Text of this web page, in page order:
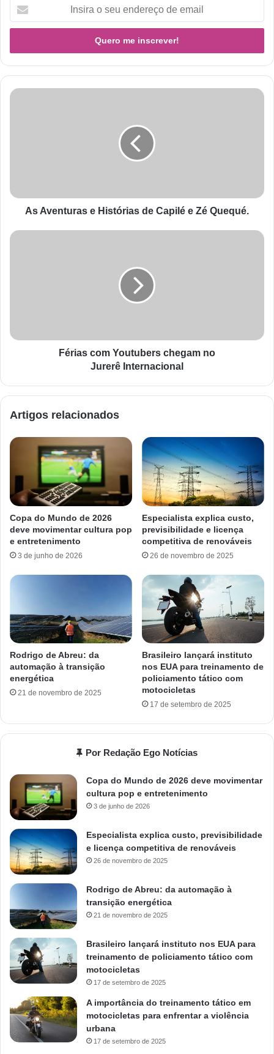
As Aventuras e Histórias de Capilé e Zé Quequé.
Férias com Youtubers chegam no
Jurerê Internacional
Artigos relacionados
Copa do Mundo de 2026
deve movimentar cultura pop
e entretenimento
3 de junho de 2026
Especialista explica custo,
previsibilidade e licença
competitiva de renováveis
26 de novembro de 2025
Rodrigo de Abreu: da
automação à transição
energética
21 de novembro de 2025
Brasileiro lançará instituto
nos EUA para treinamento de
policiamento tático com
motocicletas
17 de setembro de 2025
Por Redação Ego Notícias
Copa do Mundo de 2026 deve movimentar
cultura pop e entretenimento
3 de junho de 2026
Especialista explica custo, previsibilidade
e licença competitiva de renováveis
26 de novembro de 2025
Rodrigo de Abreu: da automação à
transição energética
21 de novembro de 2025
Brasileiro lançará instituto nos EUA para
treinamento de policiamento tático com
motocicletas
17 de setembro de 2025
A importância do treinamento tático em
motocicletas para enfrentar a violência
urbana
17 de setembro de 2025